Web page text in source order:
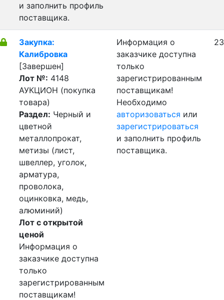
и заполнить профиль
поставщика.
Закупка:
Калибровка
[Завершен]
Лот №: 4148
АУКЦИОН (покупка
товара)
Раздел: Черный и
цветной
металлопрокат,
метизы (лист,
швеллер, уголок,
арматура,
проволока,
оцинковка, медь,
алюминий)
Лот с открытой
ценой
Информация о
заказчике доступна
только
зарегистрированным
поставщикам!
Информация о
заказчике доступна
только
зарегистрированным
поставщикам!
Необходимо
авторизоваться или
зарегистрироваться
и заполнить профиль
поставщика.